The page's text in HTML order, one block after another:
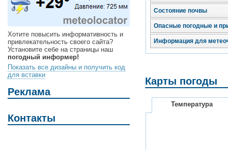
Хотите повысить информативность и
привлекательность своего сайта?
Установите себе на страницы наш
погодный информер!
Показать все дизайны и получить код
для вставки
Реклама
Контакты
Состояние почвы
Опасные погодные и
Информация для
Карты погоды
Температура